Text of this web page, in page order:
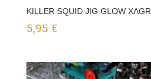
KILLER SQUID JIG GLOW XAGR
5,95 €